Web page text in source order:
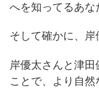
へを知ってるあな
そして確かに、岸
岸優太さんと津
ことで、より自然